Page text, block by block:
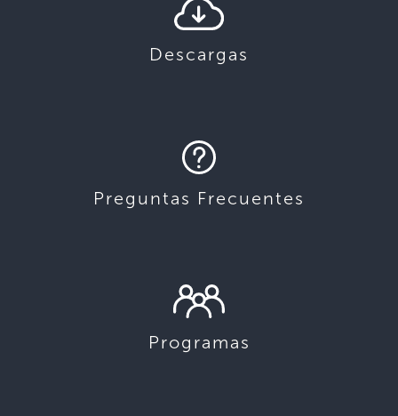
Descargas
Preguntas Frecuentes
Programas